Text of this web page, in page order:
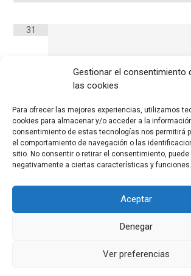
Gestionar el consentimiento
las cookies
Para ofrecer las mejores experiencias, utilizamos
cookies para almacenar y/o acceder a la
consentimiento de estas tecnologías nos permitirá
el comportamiento de navegación o las
sitio. No consentir o retirar el consentimiento,
negativamente a ciertas características y funciones.
Aceptar
Denegar
Ver preferencias
31